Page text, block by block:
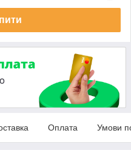
Оплата Умови